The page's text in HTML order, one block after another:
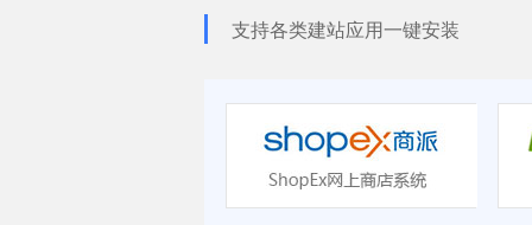
支持各类建站应用一键安装